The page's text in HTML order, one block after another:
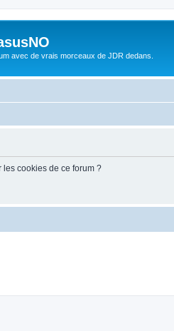
avec de vrais morceaux de JDR dedans.
cookies de ce forum ?